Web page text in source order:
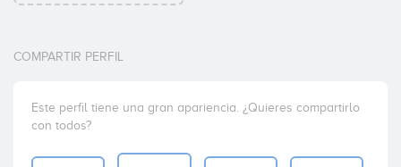
COMPARTIR PERFIL
Este perfil tiene una gran apariencia. ¿Quieres compartirlo
con todos?